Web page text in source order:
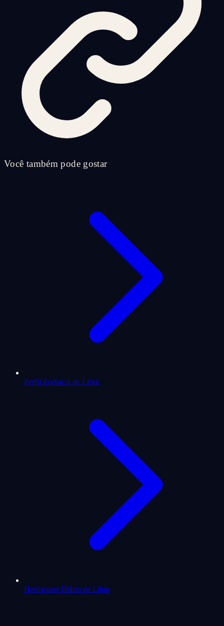
Você também pode gostar
Perfil Zodiacal de Libra
Horóscopo Diário de Libra